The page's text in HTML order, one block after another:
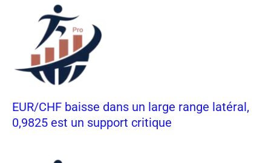
EUR/CHF baisse dans un large range latéral,
0,9825 est un support critique